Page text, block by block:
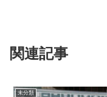
関連記事
未分類